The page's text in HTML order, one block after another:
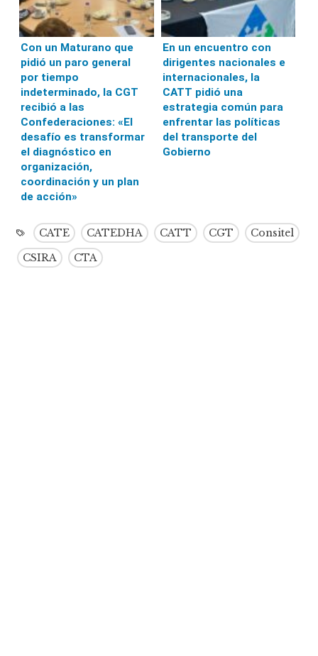
Con un Maturano que
pidió un paro general
por tiempo
indeterminado, la CGT
recibió a las
Confederaciones: «El
desafío es transformar
el diagnóstico en
organización,
coordinación y un plan
de acción»
En un encuentro con
dirigentes nacionales e
internacionales, la
CATT pidió una
estrategia común para
enfrentar las políticas
del transporte del
Gobierno
CATE CATEDHA CATT CGT
Consitel
CSIRA
CTA